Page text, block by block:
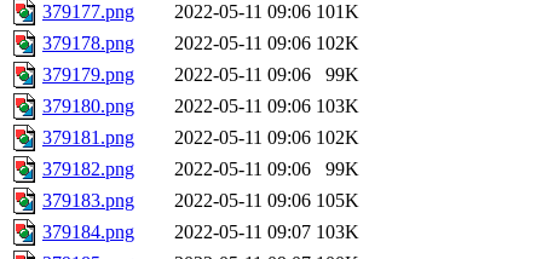
379177.png
2022-05-11 09:06 101K
379178.png
2022-05-11 09:06 102K
379179.png
2022-05-11 09:06
99K
379180.png
2022-05-11 09:06 103K
379181.png
2022-05-11 09:06 102K
379182.png
2022-05-11 09:06
99K
379183.png
2022-05-11 09:06 105K
379184.png
2022-05-11 09:07 103K